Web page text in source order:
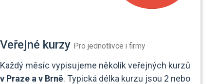
Veřejné kurzy Pro jednotlivce i firmy
Každý měsíc vypisujeme několik veřejných kurzů
v Praze a v Brně. Typická délka kurzu jsou 2 nebo